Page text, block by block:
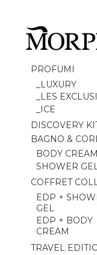
PROFUMI
_LUXURY
_LES
_ICE
DISCOVERY
BAGNO &
BODY CREAM
SHOWER GEL
COFFRET
EDP +
GEL
EDP + BODY
CREAM
TRAVEL